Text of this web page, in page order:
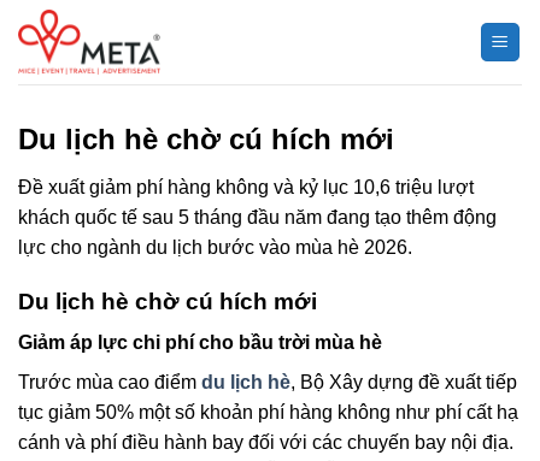
Chuyển
đến
nội
Du lịch hè chờ cú hích mới
Đề xuất giảm phí hàng không và kỷ lục 10,6 triệu lượt
khách quốc tế sau 5 tháng đầu năm đang tạo thêm động
lực cho ngành du lịch bước vào mùa hè 2026.
Du lịch hè chờ cú hích mới
Giảm áp lực chi phí cho bầu trời mùa hè
Trước mùa cao điểm du lịch hè, Bộ Xây dựng đề xuất tiếp
tục giảm 50% một số khoản phí hàng không như phí cất hạ
cánh và phí điều hành bay đối với các chuyến bay nội địa.